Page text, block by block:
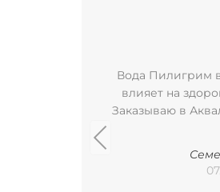
Вода Пилигрим
влияет на
Заказываю в